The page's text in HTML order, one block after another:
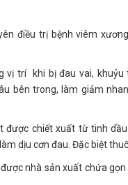
điều trị bệnh viêm
trí khi bị đau vai, khuỷu
bên trong, làm giảm
được chiết xuất từ tinh
dịu cơn đau. Đặc biệt
nhà sản xuất chứa